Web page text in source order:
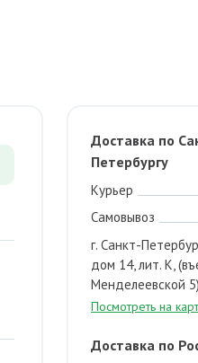
Доставка по
Петербургу
Курьер
Самовывоз
г. Санкт-
дом 14, лит. К,
Менделеевской 5)
Посмотреть на
Доставка по